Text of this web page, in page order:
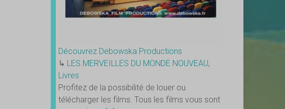
Découvrez Debowska Productions
↳ LES MERVEILLES DU MONDE NOUVEAU,
Livres
Profitez de la possibilité de louer ou
télécharger les films. Tous les films vous sont